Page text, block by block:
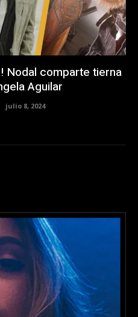
Nodal comparte tierna
Aguilar
julio 8, 2024